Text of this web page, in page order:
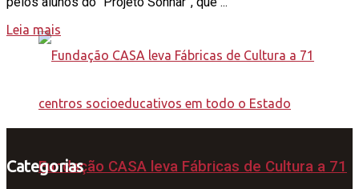
Fundação CASA leva Fábricas de Cultura a 71
Leia mais
Categorias